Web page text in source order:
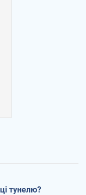
тунелю?